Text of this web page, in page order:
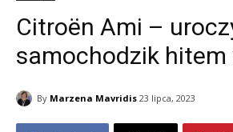
Citroën Ami –
samochodzik hitem
By Marzena Mavridis 23 lipca, 2023